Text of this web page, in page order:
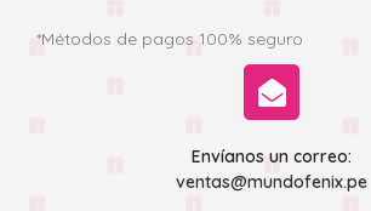
*Métodos de pagos 100% seguro
Envíanos un correo:
ventas@mundofenix.pe